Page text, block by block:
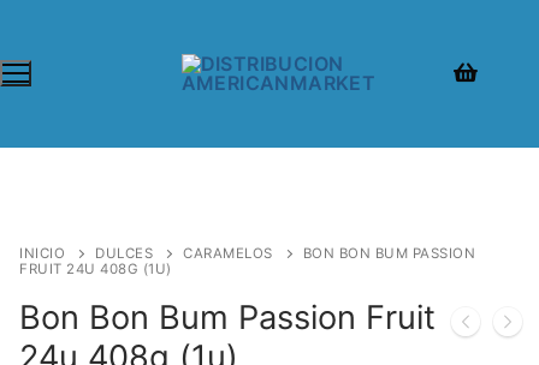
INICIO DULCES CARAMELOS
BON BON BUM PASSION
FRUIT 24U 408G (1U)
Bon Bon Bum Passion Fruit